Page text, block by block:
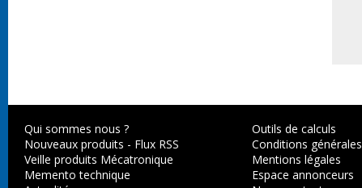
Qui sommes nous ?
Nouveaux produits - Flux RSS
Veille produits Mécatronique
Memento technique
Outils de calculs
Conditions générales
Mentions légales
Espace annonceurs